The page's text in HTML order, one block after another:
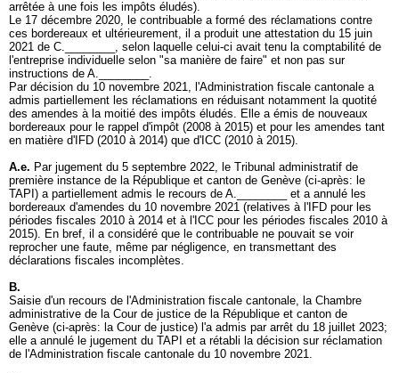
arrêtée à une fois les impôts éludés).
Le 17 décembre 2020, le contribuable a formé des réclamations contre
ces bordereaux et ultérieurement, il a produit une attestation du 15 juin
2021 de C.________, selon laquelle celui-ci avait tenu la comptabilité de
l'entreprise individuelle selon "sa manière de faire" et non pas sur
instructions de A.________.
Par décision du 10 novembre 2021, l'Administration fiscale cantonale a
admis partiellement les réclamations en réduisant notamment la quotité
des amendes à la moitié des impôts éludés. Elle a émis de nouveaux
bordereaux pour le rappel d'impôt (2008 à 2015) et pour les amendes tant
en matière d'IFD (2010 à 2014) que d'ICC (2010 à 2015).
A.e. Par jugement du 5 septembre 2022, le Tribunal administratif de
première instance de la République et canton de Genève (ci-après: le
TAPI) a partiellement admis le recours de A.________ et a annulé les
bordereaux d'amendes du 10 novembre 2021 (relatives à l'IFD pour les
périodes fiscales 2010 à 2014 et à l'ICC pour les périodes fiscales 2010 à
2015). En bref, il a considéré que le contribuable ne pouvait se voir
reprocher une faute, même par négligence, en transmettant des
déclarations fiscales incomplètes.
B.
Saisie d'un recours de l'Administration fiscale cantonale, la Chambre
administrative de la Cour de justice de la République et canton de
Genève (ci-après: la Cour de justice) l'a admis par arrêt du 18 juillet 2023;
elle a annulé le jugement du TAPI et a rétabli la décision sur réclamation
de l'Administration fiscale cantonale du 10 novembre 2021.